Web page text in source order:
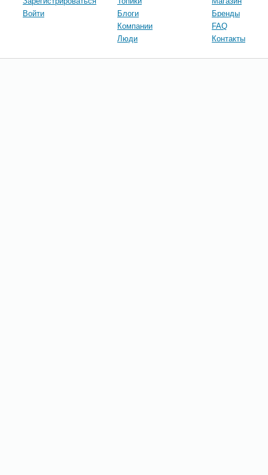
Войти
Блоги
Компании
Люди
Бренды
FAQ
Контакты